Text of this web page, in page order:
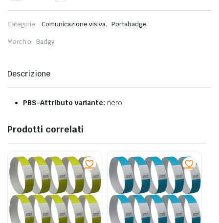
Categorie: Comunicazione visiva, Portabadge
Marchio: Badgy
Descrizione
PBS-Attributo variante: nero
Prodotti correlati